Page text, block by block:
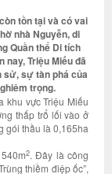
tồn tại và có vai
nhà Nguyễn, di
Quần thể Di tích
nay, Triệu Miếu đã
sử, sự tàn phá của
trọng.
khu vực Triệu Miếu
thấp trổ lối vào ở
gói thầu là 0,165ha
2. Đây là công
thiềm điệp ốc”,